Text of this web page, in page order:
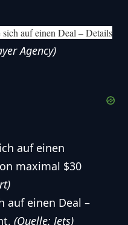
auf einen Deal – Details
Agency)
auf einen
maximal $30
auf einen Deal –
(Quelle: Jets)